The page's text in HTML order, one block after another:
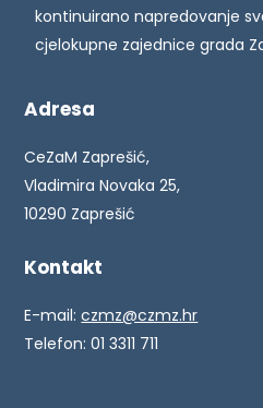
kontinuirano napredovanje
cjelokupne zajednice grada
Adresa
CeZaM Zaprešić,
Vladimira Novaka 25,
10290 Zaprešić
Kontakt
E-mail:czmz@czmz.hr
Telefon: 01 3311 711